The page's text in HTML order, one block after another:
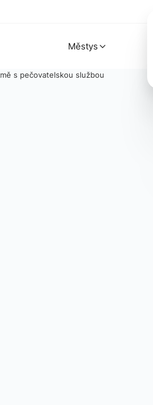
Městys
s pečovatelskou službou